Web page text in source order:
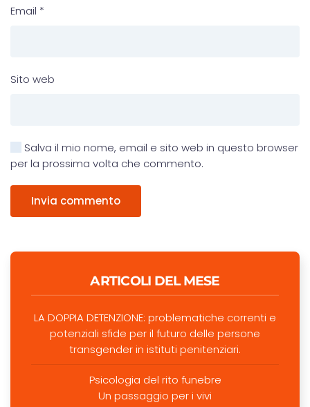
Email *
Sito web
Salva il mio nome, email e sito web in questo browser
per la prossima volta che commento.
Invia commento
ARTICOLI DEL MESE
LA DOPPIA DETENZIONE: problematiche correnti e
potenziali sfide per il futuro delle persone
transgender in istituti penitenziari.
Psicologia del rito funebre
Un passaggio per i vivi